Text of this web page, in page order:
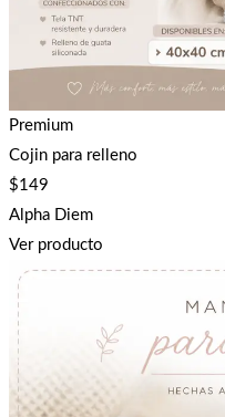
Premium
Cojin para relleno
$149
Alpha Diem
Ver producto